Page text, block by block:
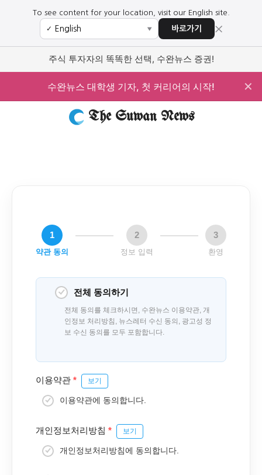
To see content for your location, visit our English site.
✓ ▼ 바로가기 ×
주식 투자자의 똑똑한 선택, 수완뉴스 증권!
수완뉴스 대학생 기자, 첫 커리어의 시작! ✕
The Suwan News
1
약관 동의
2
정보 입력
3
환영
전체 동의하기
전체 동의를 체크하시면, 수완뉴스 이용약관, 개
인정보 처리방침, 뉴스레터 수신 동의, 광고성 정
보 수신 동의를 모두 포함합니다.
이용약관 * 보기
이용약관에 동의합니다.
개인정보처리방침 * 보기
개인정보처리방침에 동의합니다.